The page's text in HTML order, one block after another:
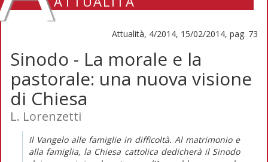
Attualità, 4/2014, 15/02/2014, pag. 73
Sinodo - La morale e la
pastorale: una nuova visione
di Chiesa
L. Lorenzetti
Il Vangelo alle famiglie in difficoltà. Al matrimonio e
alla famiglia, la Chiesa cattolica dedicherà il Sinodo